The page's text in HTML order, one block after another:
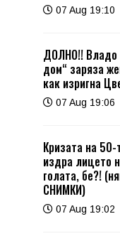
07 Aug 19:10
ДОЛНО!! Владо
дом“ заряза
как изригна
07 Aug 19:06
Кризата на
издра лицето
голата, бе?!
СНИМКИ)
07 Aug 19:02